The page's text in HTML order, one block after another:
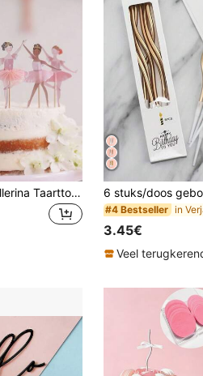
24/12/6 stuks Ballerina Taarttopper, Roze Verjaardagstaart Decoratie, Ballet Thema Feestdecoratie, Geschikt voor Verjaardag Bruiloft Benodigdheden, Cadeaus
#4 Bestseller
3.45€
Veel